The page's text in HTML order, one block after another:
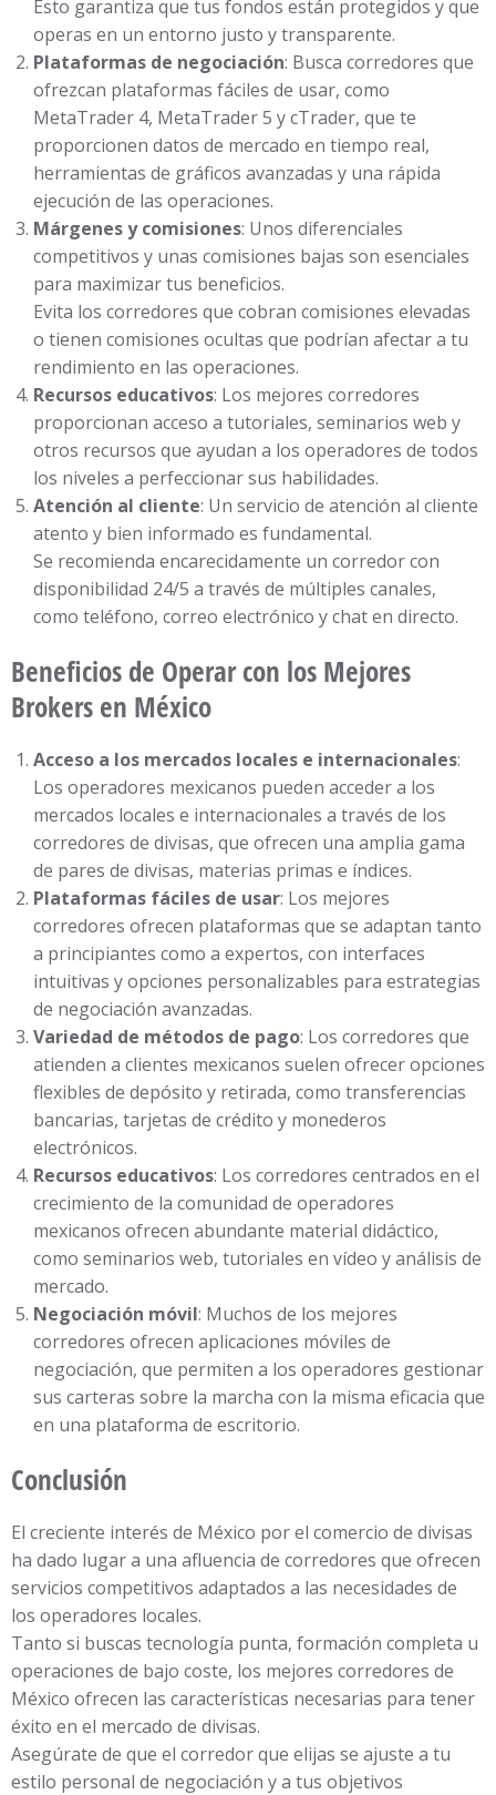
Esto garantiza que tus fondos están protegidos y que
operas en un entorno justo y transparente.
Plataformas de negociación: Busca corredores que
ofrezcan plataformas fáciles de usar, como
MetaTrader 4, MetaTrader 5 y cTrader, que te
proporcionen datos de mercado en tiempo real,
herramientas de gráficos avanzadas y una rápida
ejecución de las operaciones.
Márgenes y comisiones: Unos diferenciales
competitivos y unas comisiones bajas son esenciales
para maximizar tus beneficios.
Evita los corredores que cobran comisiones elevadas
o tienen comisiones ocultas que podrían afectar a tu
rendimiento en las operaciones.
Recursos educativos: Los mejores corredores
proporcionan acceso a tutoriales, seminarios web y
otros recursos que ayudan a los operadores de todos
los niveles a perfeccionar sus habilidades.
Atención al cliente: Un servicio de atención al cliente
atento y bien informado es fundamental.
Se recomienda encarecidamente un corredor con
disponibilidad 24/5 a través de múltiples canales,
como teléfono, correo electrónico y chat en directo.
Beneficios de Operar con los Mejores
Brokers en México
Acceso a los mercados locales e internacionales:
Los operadores mexicanos pueden acceder a los
mercados locales e internacionales a través de los
corredores de divisas, que ofrecen una amplia gama
de pares de divisas, materias primas e índices.
Plataformas fáciles de usar: Los mejores
corredores ofrecen plataformas que se adaptan tanto
a principiantes como a expertos, con interfaces
intuitivas y opciones personalizables para estrategias
de negociación avanzadas.
Variedad de métodos de pago: Los corredores que
atienden a clientes mexicanos suelen ofrecer opciones
flexibles de depósito y retirada, como transferencias
bancarias, tarjetas de crédito y monederos
electrónicos.
Recursos educativos: Los corredores centrados en el
crecimiento de la comunidad de operadores
mexicanos ofrecen abundante material didáctico,
como seminarios web, tutoriales en vídeo y análisis de
mercado.
Negociación móvil: Muchos de los mejores
corredores ofrecen aplicaciones móviles de
negociación, que permiten a los operadores gestionar
sus carteras sobre la marcha con la misma eficacia que
en una plataforma de escritorio.
Conclusión
El creciente interés de México por el comercio de divisas
ha dado lugar a una afluencia de corredores que ofrecen
servicios competitivos adaptados a las necesidades de
los operadores locales.
Tanto si buscas tecnología punta, formación completa u
operaciones de bajo coste, los mejores corredores de
México ofrecen las características necesarias para tener
éxito en el mercado de divisas.
Asegúrate de que el corredor que elijas se ajuste a tu
estilo personal de negociación y a tus objetivos